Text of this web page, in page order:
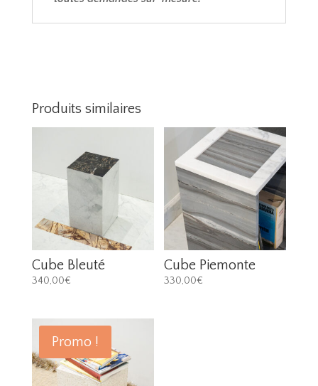
Produits similaires
Cube Bleuté
340,00€
Cube Piemonte
330,00€
Promo !